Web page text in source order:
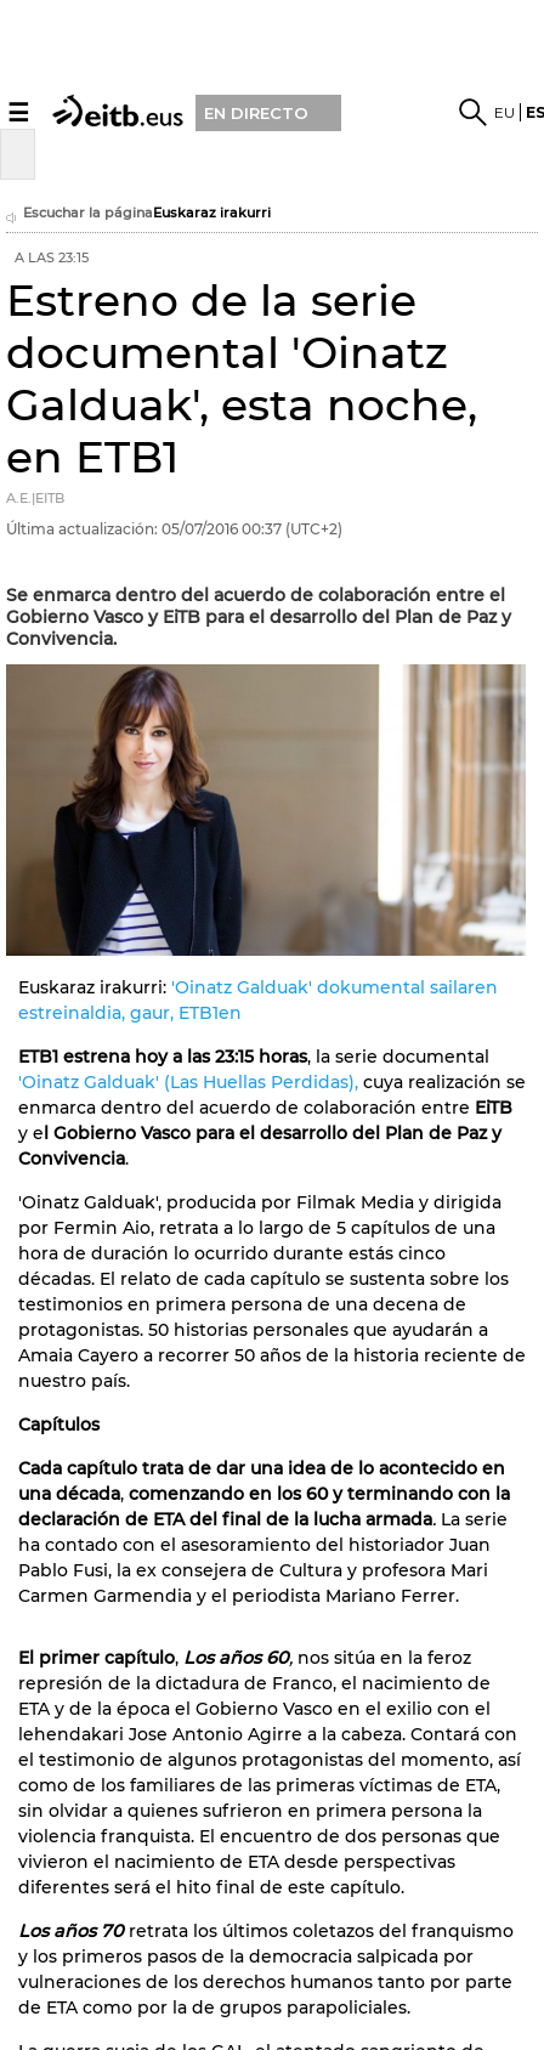
☰ EN DIRECTO EU
Escuchar la páginaEuskaraz irakurri
A LAS 23:15
Estreno de la serie
documental 'Oinatz
Galduak', esta noche,
en ETB1
A.E.|EITB
Última actualización: 05/07/2016 00:37 (UTC+2)
Se enmarca dentro del acuerdo de colaboración entre el
Gobierno Vasco y EiTB para el desarrollo del Plan de Paz y
Convivencia.
Euskaraz irakurri: 'Oinatz Galduak' dokumental sailaren
estreinaldia, gaur, ETB1en
ETB1 estrena hoy a las 23:15 horas, la serie documental
'Oinatz Galduak' (Las Huellas Perdidas), cuya realización se
enmarca dentro del acuerdo de colaboración entre EiTB
y el Gobierno Vasco para el desarrollo del Plan de Paz y
Convivencia.
'Oinatz Galduak', producida por Filmak Media y dirigida
por Fermin Aio, retrata a lo largo de 5 capítulos de una
hora de duración lo ocurrido durante estás cinco
décadas. El relato de cada capítulo se sustenta sobre los
testimonios en primera persona de una decena de
protagonistas. 50 historias personales que ayudarán a
Amaia Cayero a recorrer 50 años de la historia reciente de
nuestro país.
Capítulos
Cada capítulo trata de dar una idea de lo acontecido en
una década, comenzando en los 60 y terminando con la
declaración de ETA del final de la lucha armada. La serie
ha contado con el asesoramiento del historiador Juan
Pablo Fusi, la ex consejera de Cultura y profesora Mari
Carmen Garmendia y el periodista Mariano Ferrer.
El primer capítulo, Los años 60, nos sitúa en la feroz
represión de la dictadura de Franco, el nacimiento de
ETA y de la época el Gobierno Vasco en el exilio con el
lehendakari Jose Antonio Agirre a la cabeza. Contará con
el testimonio de algunos protagonistas del momento, así
como de los familiares de las primeras víctimas de ETA,
sin olvidar a quienes sufrieron en primera persona la
violencia franquista. El encuentro de dos personas que
vivieron el nacimiento de ETA desde perspectivas
diferentes será el hito final de este capítulo.
Los años 70retrata los últimos coletazos del franquismo
y los primeros pasos de la democracia salpicada por
vulneraciones de los derechos humanos tanto por parte
de ETA como por la de grupos parapoliciales.